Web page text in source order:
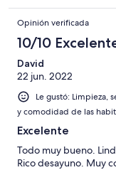
Opinión verificada
10/10
David
22 jun. 2022
Le gustó: Limpieza,
y comodidad de las
Excelente
Todo muy bueno.
Rico desayuno. Muy